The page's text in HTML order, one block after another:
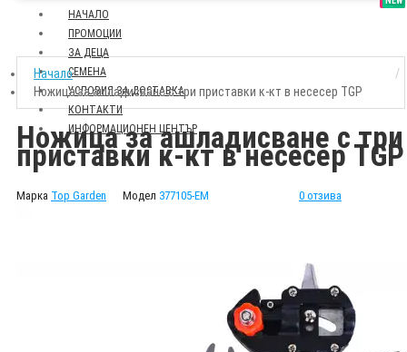
НАЧАЛО
ПРОМОЦИИ
ЗА ДЕЦА
СЕМЕНА
УСЛОВИЯ ЗА ДОСТАВКА
КОНТАКТИ
ИНФОРМАЦИОНЕН ЦЕНТЪР
Начало
Ножица за ашладисване с три приставки к-кт в несесер TGP
Ножица за ашладисване с три
приставки к-кт в несесер TGP
Марка Top Garden Модел 377105-EM 0 отзива